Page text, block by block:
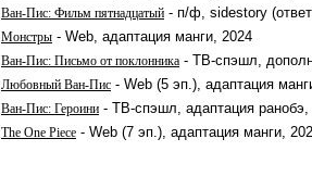
Ван-Пис: Фильм пятнадцатый - п/ф, sidestory
Монстры - Web, адаптация манги, 2024
Ван-Пис: Письмо от поклонника - ТВ-спэшл,
Любовный Ван-Пис - Web (5 эп.), адаптация
Ван-Пис: Героини - ТВ-спэшл, адаптация ранобэ,
The One Piece - Web (7 эп.), адаптация манги,